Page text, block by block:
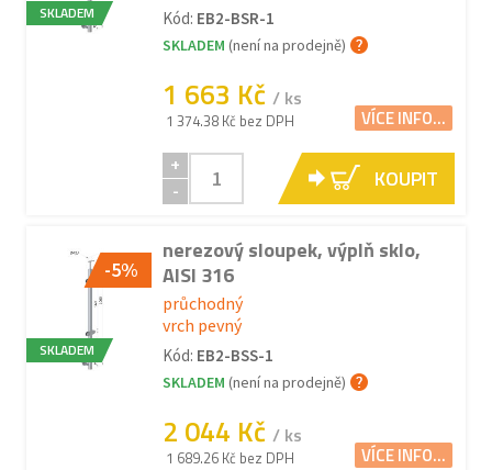
SKLADEM Kód: EB2-BSR-1
SKLADEM (není na prodejně)
1 663 Kč / ks
1 374.38 Kč bez DPH VÍCE INFO...
+
-
KOUPIT
-5%
SKLADEM
nerezový sloupek, výplň sklo,
AISI 316
průchodný
vrch pevný
Kód: EB2-BSS-1
SKLADEM (není na prodejně)
2 044 Kč / ks
1 689.26 Kč bez DPH VÍCE INFO...